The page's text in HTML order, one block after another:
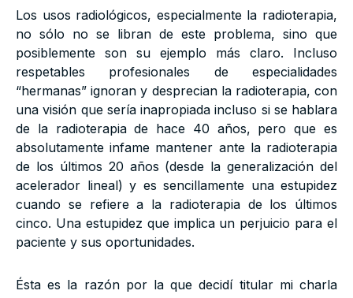
Los usos radiológicos, especialmente la radioterapia,
no sólo no se libran de este problema, sino que
posiblemente son su ejemplo más claro. Incluso
respetables profesionales de especialidades
“hermanas” ignoran y desprecian la radioterapia, con
una visión que sería inapropiada incluso si se hablara
de la radioterapia de hace 40 años, pero que es
absolutamente infame mantener ante la radioterapia
de los últimos 20 años (desde la generalización del
acelerador lineal) y es sencillamente una estupidez
cuando se refiere a la radioterapia de los últimos
cinco. Una estupidez que implica un perjuicio para el
paciente y sus oportunidades.
Ésta es la razón por la que decidí titular mi charla